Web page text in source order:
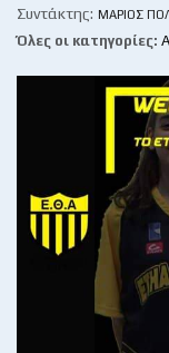
Συντάκτης: ΜΆΡΙΟΣ
Όλες οι κατηγορίες: